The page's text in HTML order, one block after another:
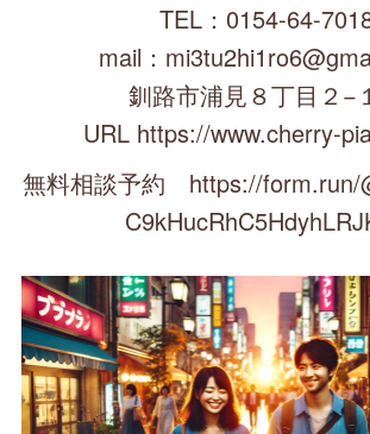
TEL：0154-64-
mail：
釧路市浦見８丁目２−
URL https://www.cherry-
無料相談予約 https://form.run/